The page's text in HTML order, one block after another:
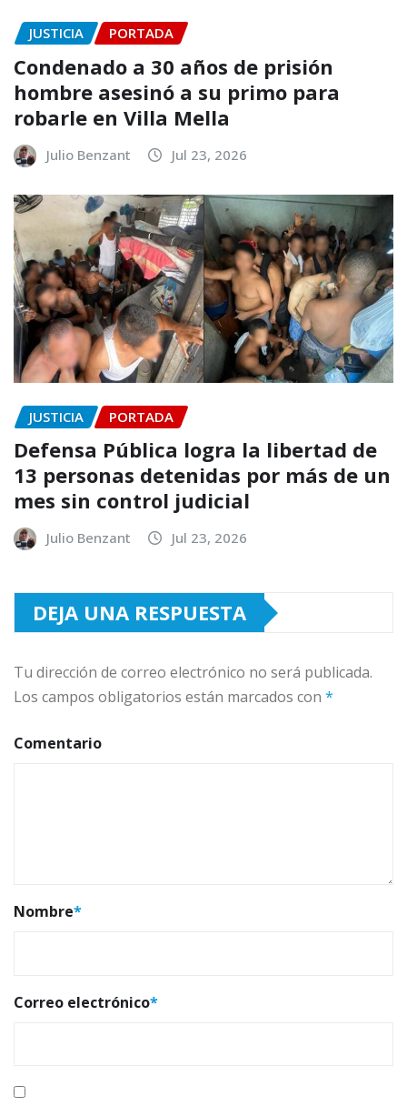
JUSTICIA PORTADA
Condenado a 30 años de prisión
hombre asesinó a su primo para
robarle en Villa Mella
Julio Benzant Jul 23, 2026
JUSTICIA PORTADA
Defensa Pública logra la libertad de
13 personas detenidas por más de un
mes sin control judicial
Julio Benzant Jul 23, 2026
DEJA UNA RESPUESTA
Tu dirección de correo electrónico no será publicada.
Los campos obligatorios están marcados con *
Comentario
Nombre*
Correo electrónico*